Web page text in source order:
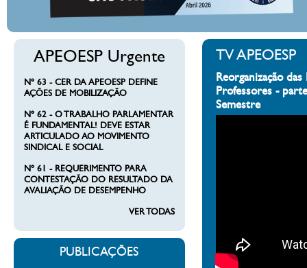
APEOESP Urgente
Nº 63 - CER DA APEOESP DEFINE
AÇÕES DE MOBILIZAÇÃO
Nº 62 - O TRABALHO PARLAMENTAR
É FUNDAMENTAL! DEVE ESTAR
ARTICULADO AO MOVIMENTO
SINDICAL E SOCIAL
Nº 61 - REQUERIMENTO PARA
CONTESTAÇÃO DO RESULTADO DA
AVALIAÇÃO DE DESEMPENHO
VER TODAS
PUBLICAÇÕES
TV APEOESP
Reorganização
Professores -
Semestre